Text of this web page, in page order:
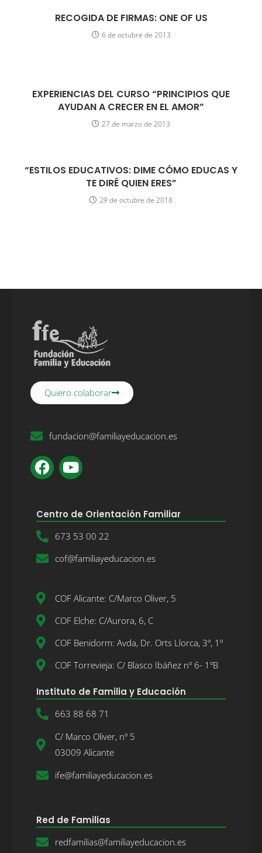
RECOGIDA DE FIRMAS: ONE OF US
6 de octubre de 2013
EXPERIENCIAS DEL CURSO “PRINCIPIOS QUE
AYUDAN A CRECER EN EL AMOR”
27 de marzo de 2013
“ESTILOS EDUCATIVOS: DIME CÓMO EDUCAS Y
TE DIRÉ QUIEN ERES”
29 de octubre de 2018
Quiero colaborar
fundacion@familiayeducacion.es
Centro de Orientación Familiar
673 53 00 22
cof@familiayeducacion.es
COF Alicante: C/Marco Oliver, 5
COF Elche: C/Aurora, 6, C
COF Benidorm: Avda, Dr. Orts Llorca, 3º, 1º
COF Torrevieja: C/ Blasco Ibáñez nº 6- 1ºB
Instituto de Familia y Educación
663 88 68 71
C/ Marco Oliver, nº 5
03009 Alicante
ife@familiayeducacion.es
Red de Familias
redfamilias@familiayeducacion.es